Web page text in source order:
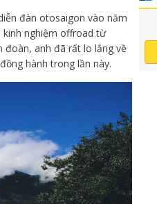
đàn otosaigon vào năm
kinh nghiệm offroad từ
đoàn, anh đã rất lo lắng về
hành trong lần này.